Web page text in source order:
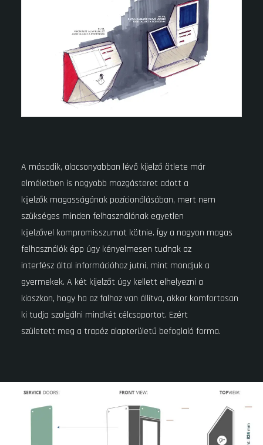
A második, alacsonyabban lévő kijelző ötlete már
elméletben is nagyobb mozgásteret adott a
kijelzők magasságának pozícionálásában, mert nem
szükséges minden felhasználónak egyetlen
kijelzővel kompromisszumot kötnie. Így a nagyon magas
felhasználók épp úgy kényelmesen tudnak az
interfész által információhoz jutni, mint mondjuk a
gyermekek. A két kijelzőt úgy kellett elhelyezni a
kioszkon, hogy ha az falhoz van állítva, akkor komfortosan
ki tudja szolgálni mindkét célcsoportot. Ezért
született meg a trapéz alapterületű befoglaló forma.